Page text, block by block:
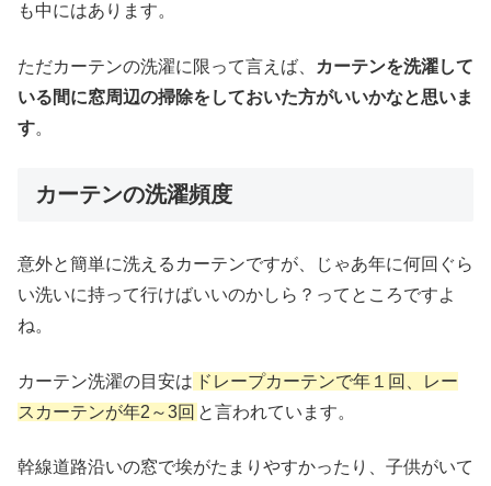
も中にはあります。
ただカーテンの洗濯に限って言えば、
カーテンを洗濯して
いる間に窓周辺の掃除をしておいた方がいいかなと思いま
す。
カーテンの洗濯頻度
意外と簡単に洗えるカーテンですが、じゃあ年に何回ぐら
い洗いに持って行けばいいのかしら？ってところですよ
ね。
カーテン洗濯の目安は ドレープカーテンで年１回、レー
スカーテンが年2～3回 と言われています。
幹線道路沿いの窓で埃がたまりやすかったり、子供がいて